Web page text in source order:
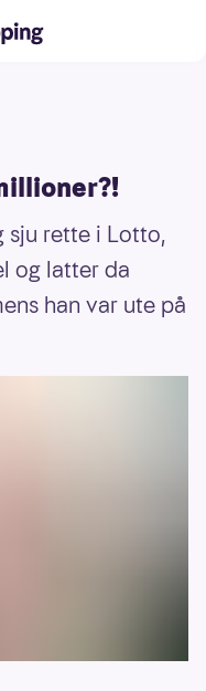
sju rette i Lotto,
og latter da
han var ute på